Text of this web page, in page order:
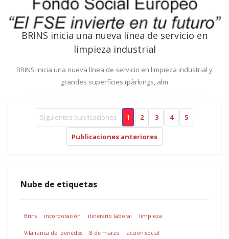
BRINS inicia una nueva línea de servicio en
limpieza industrial
BRINS inicia una nueva línea de servicio en limpieza industrial y
grandes superfícies (pàrkings, alm
Siguientes publicaciones 1 2 3 4 5
Publicaciones anteriores
Nube de etiquetas
Brins incorporación itinerario laboral limpieza
Vilafranca del penedes 8 de marzo acción social